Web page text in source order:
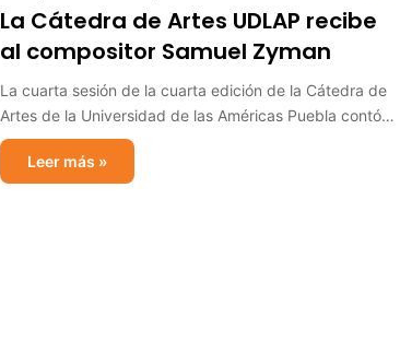
La Cátedra de Artes UDLAP recibe
al compositor Samuel Zyman
La cuarta sesión de la cuarta edición de la Cátedra de
Artes de la Universidad de las Américas Puebla contó…
Leer más »